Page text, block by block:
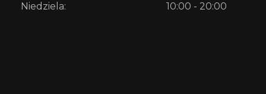
Niedziela:
10:00 - 20:00